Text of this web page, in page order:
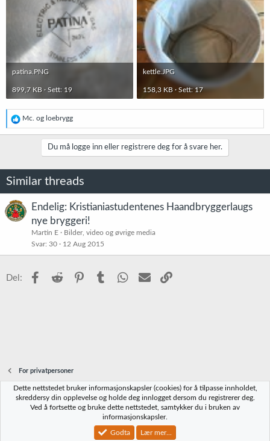
patina.PNG
899,7 KB · Sett: 19
kettle.JPG
158,3 KB · Sett: 17
R
e
a
n
e
r
:
Mc. og loebrygg
Du må logge inn eller registrere deg for å svare her.
Similar threads
Endelig: Kristianiastudentenes Haandbryggerlaugs
nye bryggeri!
Martin E
Bilder, video og øvrige media
Svar 30 12 Aug 2015
Del: Facebook
Reddit PinterestTumblr WhatsApp
E-post
For privatpersoner
Norbrygg-default
Vilkår og regler Personvernregler
Community platform by XenForo® © 2010-2023 XenForo Ltd.
Dette nettstedet bruker informasjonskapsler (cookies) for å tilpasse innholdet,
skreddersy din opplevelse og holde deg innlogget dersom du registrerer deg.
Ved å fortsette og bruke dette nettstedet, samtykker du i bruken av
informasjonskapsler.
Godta Lær mer...